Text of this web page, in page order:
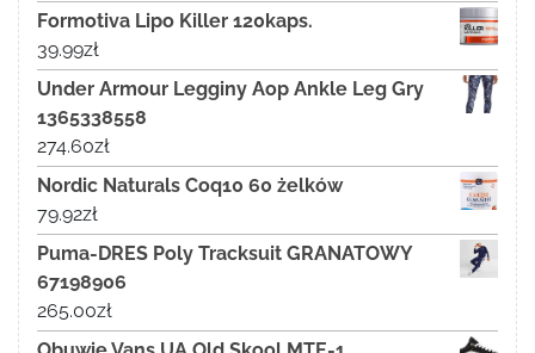
Formotiva Lipo Killer 120kaps.
39.99zł
Under Armour Legginy Aop Ankle Leg Gry
1365338558
274.60zł
Nordic Naturals Coq10 60 żelków
79.92zł
Puma-DRES Poly Tracksuit GRANATOWY
67198906
265.00zł